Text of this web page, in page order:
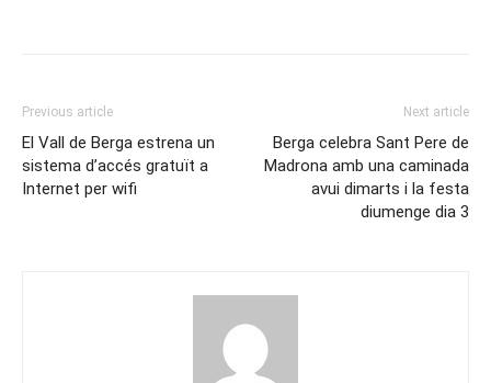
Previous article
El Vall de Berga estrena un
sistema d’accés gratuït a
Internet per wifi
Next article
Berga celebra Sant Pere de
Madrona amb una caminada
avui dimarts i la festa
diumenge dia 3